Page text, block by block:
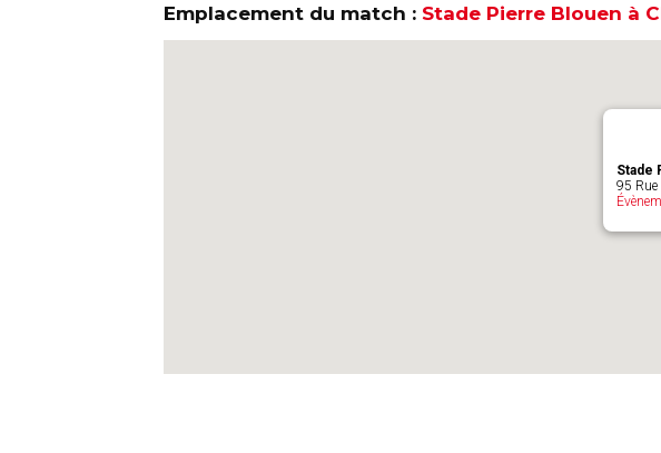
Emplacement du match : Stade Pierre Blouen à
Stade
95 Rue